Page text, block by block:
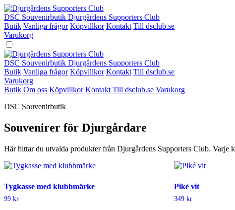
Hoppa
till
innehåll
DSC Souvenirbutik Djurgårdens Supporters Club
Butik Vanliga frågor Köpvillkor Kontakt Till dsclub.se
Varukorg
DSC Souvenirbutik Djurgårdens Supporters Club
Butik Vanliga frågor Köpvillkor Kontakt Till dsclub.se
Varukorg
Butik Om oss Köpvillkor Kontakt Till dsclub.se Varukorg
DSC Souvenirbutik
Souvenirer för Djurgårdare
Här hittar du utvalda produkter från Djurgårdens Supporters Club.
Tygkasse med klubbmärke
99 kr
Piké vit
349kr